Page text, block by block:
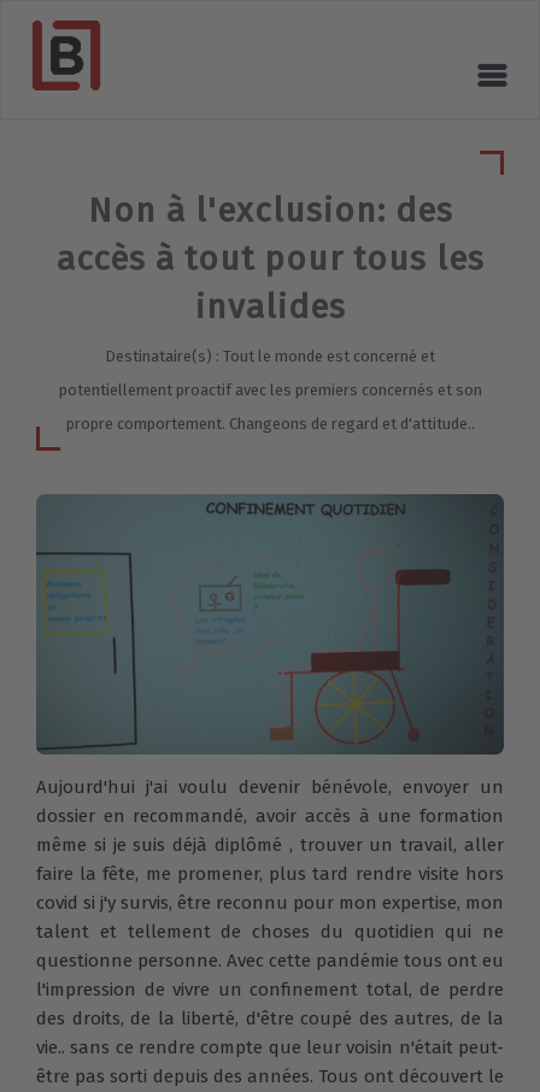
Non à l'exclusion: des
accès à tout pour tous les
invalides
Destinataire(s) : Tout le monde est concerné et
potentiellement proactif avec les premiers concernés et son
propre comportement. Changeons de regard et d'attitude..
Aujourd'hui j'ai voulu devenir bénévole, envoyer un
dossier en recommandé, avoir accès à une formation
même si je suis déjà diplômé , trouver un travail, aller
faire la fête, me promener, plus tard rendre visite hors
covid si j'y survis, être reconnu pour mon expertise, mon
talent et tellement de choses du quotidien qui ne
questionne personne. Avec cette pandémie tous ont eu
l'impression de vivre un confinement total, de perdre
des droits, de la liberté, d'être coupé des autres, de la
vie.. sans ce rendre compte que leur voisin n'était peut-
être pas sorti depuis des années. Tous ont découvert le